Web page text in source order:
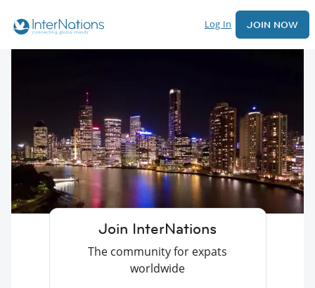
Log In JOIN NOW
Join InterNations
The community for expats
worldwide